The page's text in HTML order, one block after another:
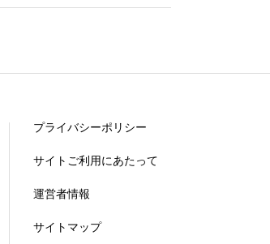
プライバシーポリシー
サイトご利用にあたって
運営者情報
サイトマップ